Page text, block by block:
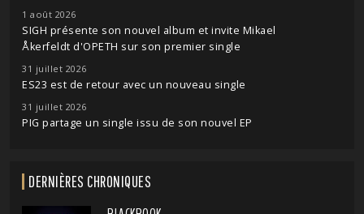
1 août 2026
SIGH présente son nouvel album et invite Mikael
Åkerfeldt d'OPETH sur son premier single
31 juillet 2026
ES23 est de retour avec un nouveau single
31 juillet 2026
PIG partage un single issu de son nouvel EP
DERNIÈRES CHRONIQUES